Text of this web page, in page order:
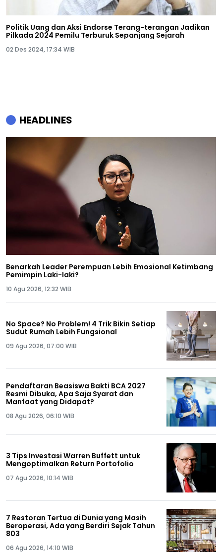
Politik Uang dan Aksi Endorse Terang-terangan Jadikan
Pilkada 2024 Pemilu Terburuk Sepanjang Sejarah
02 Des 2024, 17:34 WIB
HEADLINES
Benarkah Leader Perempuan Lebih Emosional Ketimbang
Pemimpin Laki-laki?
10 Agu 2026, 12:32 WIB
No Space? No Problem! 4 Trik Bikin Setiap
Sudut Rumah Lebih Fungsional
09 Agu 2026, 07:00 WIB
Pendaftaran Beasiswa Bakti BCA 2027
Resmi Dibuka, Apa Saja Syarat dan
Manfaat yang Didapat?
08 Agu 2026, 06:10 WIB
3 Tips Investasi Warren Buffett untuk
Mengoptimalkan Return Portofolio
07 Agu 2026, 10:14 WIB
7 Restoran Tertua di Dunia yang Masih
Beroperasi, Ada yang Berdiri Sejak Tahun
803
06 Agu 2026, 14:10 WIB